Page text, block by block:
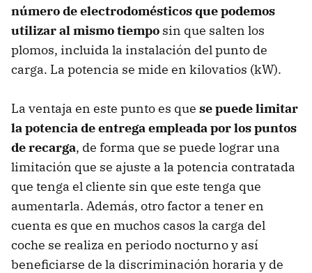
número de electrodomésticos que podemos
utilizar al mismo tiempo sin que salten los
plomos, incluida la instalación del punto de
carga. La potencia se mide en kilovatios (kW).
La ventaja en este punto es que se puede limitar
la potencia de entrega empleada por los puntos
de recarga, de forma que se puede lograr una
limitación que se ajuste a la potencia contratada
que tenga el cliente sin que este tenga que
aumentarla. Además, otro factor a tener en
cuenta es que en muchos casos la carga del
coche se realiza en periodo nocturno y así
beneficiarse de la discriminación horaria y de